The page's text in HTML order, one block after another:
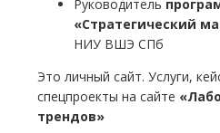
Руководитель
«Стратегический
НИУ ВШЭ СПб
Это личный сайт. Услуги,
спецпроекты на сайте
трендов»